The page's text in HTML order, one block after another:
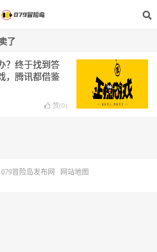
了
？终于找到答
，腾讯都借鉴
赞(0)
079冒险岛发布网 网站地图